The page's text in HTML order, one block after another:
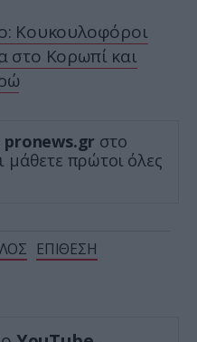
Κουκουλοφόροι
στο Κορωπί και
pronews.gr στο
μάθετε πρώτοι όλες
ΕΠΙΘΕΣΗ